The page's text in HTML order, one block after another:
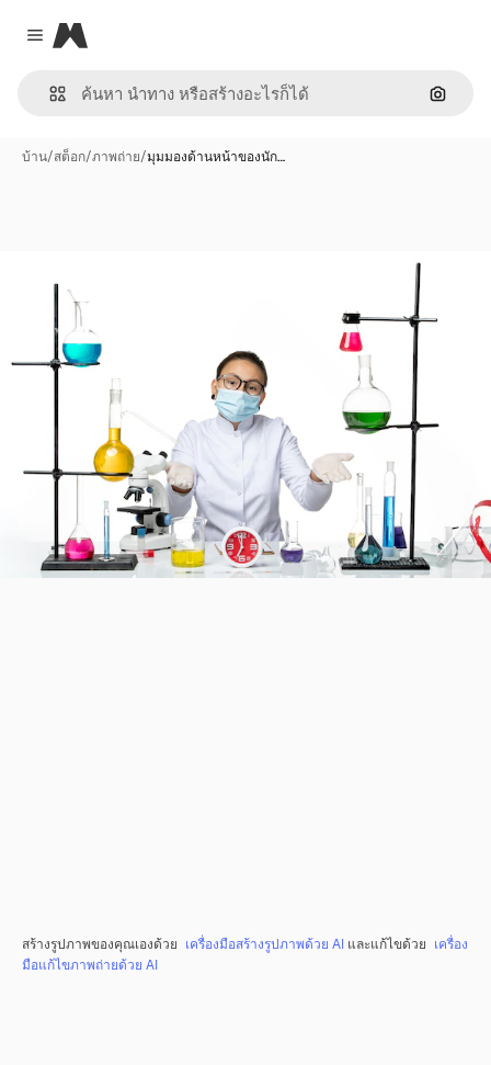
Close menu
Magnific
ค้นหา
บ้าน/สต็อก/ภาพถ่าย/มุมมองด้านหน้าของนัก…
สร้างรูปภาพของคุณเองด้วย เครื่องมือสร้างรูปภาพด้วย AI และแก้ไขด้วย เครื่อง
มือแก้ไขภาพถ่ายด้วย AI